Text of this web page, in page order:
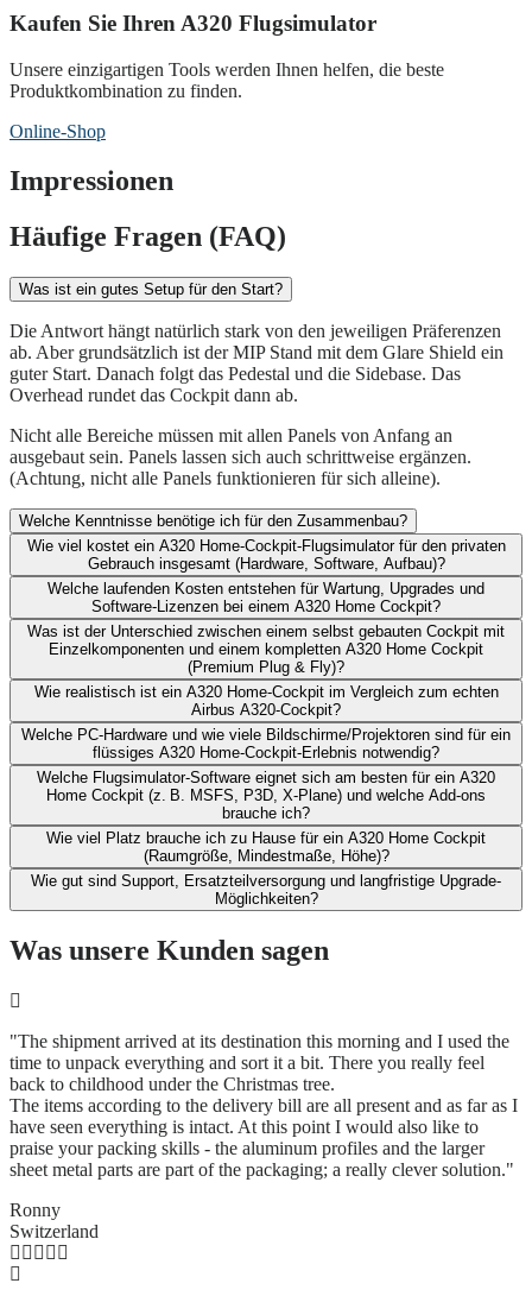
Kaufen Sie Ihren A320 Flugsimulator
Unsere einzigartigen Tools werden Ihnen helfen, die beste
Produktkombination zu finden.
Online-Shop
Impressionen
Häufige Fragen (FAQ)
Was ist ein gutes Setup für den Start?
Die Antwort hängt natürlich stark von den jeweiligen Präferenzen
ab. Aber grundsätzlich ist der MIP Stand mit dem Glare Shield ein
guter Start. Danach folgt das Pedestal und die Sidebase. Das
Overhead rundet das Cockpit dann ab.
Nicht alle Bereiche müssen mit allen Panels von Anfang an
ausgebaut sein. Panels lassen sich auch schrittweise ergänzen.
(Achtung, nicht alle Panels funktionieren für sich alleine).
Welche Kenntnisse benötige ich für den Zusammenbau?
Wie viel kostet ein A320 Home-Cockpit-Flugsimulator für den privaten
Gebrauch insgesamt (Hardware, Software, Aufbau)?​
Welche laufenden Kosten entstehen für Wartung, Upgrades und
Software-Lizenzen bei einem A320 Home Cockpit?​
Was ist der Unterschied zwischen einem selbst gebauten Cockpit mit
Einzelkomponenten und ​einem kompletten A320 Home Cockpit
(Premium Plug & Fly)?
Wie realistisch ist ein A320 Home-Cockpit im Vergleich zum echten
Airbus A320-Cockpit?​
Welche PC-Hardware und wie viele Bildschirme/Projektoren sind für ein
flüssiges A320 Home-Cockpit-Erlebnis notwendig?
Welche Flugsimulator-Software eignet sich am besten für ein A320
Home Cockpit (z. B. MSFS, P3D, X‑Plane) und welche Add-ons
brauche ich?​
Wie viel Platz brauche ich zu Hause für ein A320 Home Cockpit
(Raumgröße, Mindestmaße, Höhe)?​
Wie gut sind Support, Ersatzteilversorgung und langfristige Upgrade-
Möglichkeiten?
Was unsere Kunden sagen
"The shipment arrived at its destination this morning and I used the
time to unpack everything and sort it a bit. There you really feel
back to childhood under the Christmas tree.
The items according to the delivery bill are all present and as far as I
have seen everything is intact. At this point I would also like to
praise your packing skills - the aluminum profiles and the larger
sheet metal parts are part of the packaging; a really clever solution."
Ronny
Switzerland